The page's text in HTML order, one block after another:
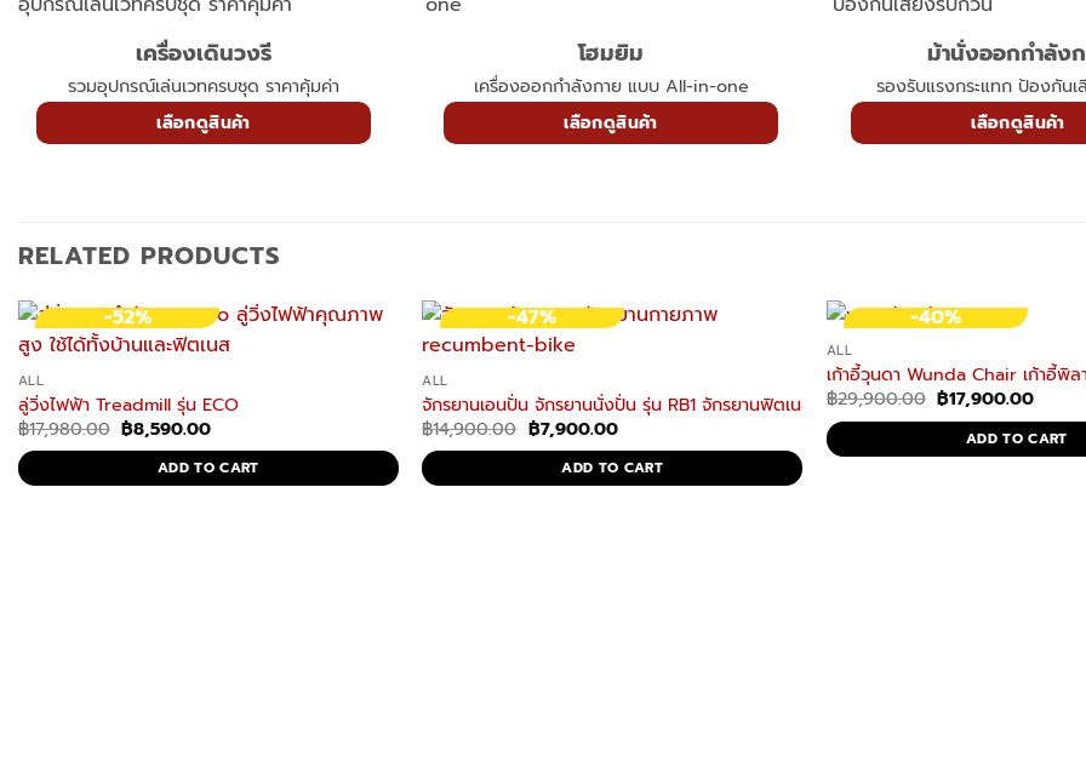
เครื่องเดินวงรี
รวมอุปกรณ์เล่นเวทครบชุด ราคาคุ้มค่า
เลือกดูสินค้า
โฮมยิม
เครื่องออกกำลังกาย แบบ All-in-one
เลือกดูสินค้า
ม้านั่งออกกำลัง
รองรับแรงกระแทก ป้องกัน
เลือกดูสินค้า
RELATED PRODUCTS
-52%
ALL
ลู่วิ่งไฟฟ้า Treadmill รุ่น ECO
฿17,980.00 Original
price
฿17,980.00.
฿8,590.00Current
price
is:
฿8,590.00.
ADD TO CART
-47%
ALL
จักรยานเอนปั่น จักรยานนั่งปั่น รุ่น RB1 จักรยานฟิตเนส Recumbent Bike
฿14,900.00 Original
price
฿14,900.00.
฿7,900.00Current
price
is:
฿7,900.00.
ADD TO CART
-40%
ALL
เก้าอี้วุนดา Wunda Chair เก้าอี้พิล
฿29,900.00 Original
price
was:
฿29,900.00.
฿17,900.00Current
is:
฿
ADD TO CART